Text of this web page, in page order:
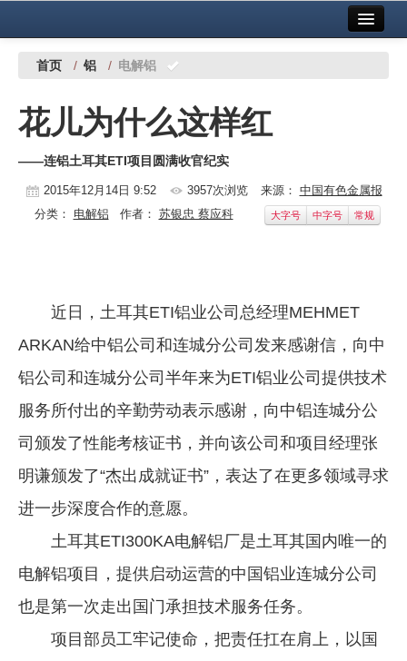
中国有色金属报社主办 广告服务
铜镍铅锌
铝
镁钛
地矿 建设
《资源再生》杂志
行情报价
数字报
首页 / 铝 / 电解铝
花儿为什么这样红
——连铝土耳其ETI项目圆满收官纪实
2015年12月14日 9:52 3957次浏览 来源： 中国有色金属报
分类： 电解铝 作者： 苏银忠 蔡应科 大字号 中字号 常规
近日，土耳其ETI铝业公司总经理MEHMET
ARKAN给中铝公司和连城分公司发来感谢信，向中
铝公司和连城分公司半年来为ETI铝业公司提供技术
服务所付出的辛勤劳动表示感谢，向中铝连城分公
司颁发了性能考核证书，并向该公司和项目经理张
明谦颁发了“杰出成就证书”，表达了在更多领域寻求
进一步深度合作的意愿。
土耳其ETI300KA电解铝厂是土耳其国内唯一的
电解铝项目，提供启动运营的中国铝业连城分公司
也是第一次走出国门承担技术服务任务。
项目部员工牢记使命，把责任扛在肩上，以国